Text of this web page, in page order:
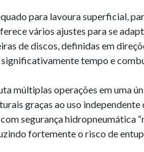
para lavoura superficial,
vários ajustes para se
de discos, definidas em
tempo e
múltiplas operações em uma
graças ao uso
segurança hidropneumática
fortemente o risco de